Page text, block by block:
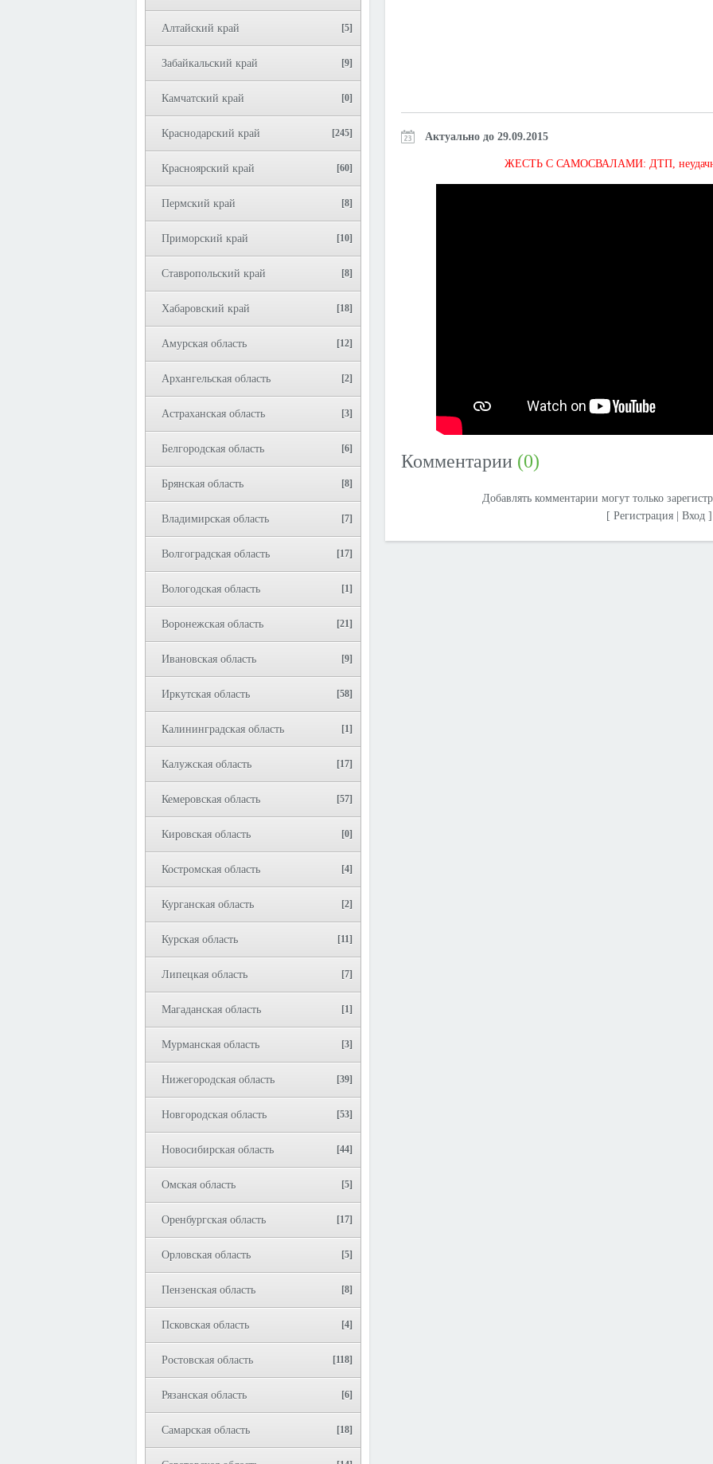
Алтайский край [5]
Забайкальский край [9]
Камчатский край [0]
Краснодарский край [245]
Красноярский край [60]
Пермский край [8]
Приморский край [10]
Ставропольский край [8]
Хабаровский край [18]
Амурская область [12]
Архангельская область [2]
Астраханская область [3]
Белгородская область [6]
Брянская область [8]
Владимирская область [7]
Волгоградская область [17]
Вологодская область [1]
Воронежская область [21]
Ивановская область [9]
Иркутская область [58]
Калининградская область [1]
Калужская область [17]
Кемеровская область [57]
Кировская область [0]
Костромская область [4]
Курганская область [2]
Курская область [11]
Липецкая область [7]
Магаданская область [1]
Мурманская область [3]
Нижегородская область [39]
Новгородская область [53]
Новосибирская область [44]
Омская область [5]
Оренбургская область [17]
Орловская область [5]
Пензенская область [8]
Псковская область [4]
Ростовская область [118]
Рязанская область [6]
Самарская область [18]
Актуально до 29.09.2015
ЖЕСТЬ С САМОСВАЛАМИ: ДТП,
Комментарии (0)
Добавлять комментарии могут только
[ Регистрация| Вход]